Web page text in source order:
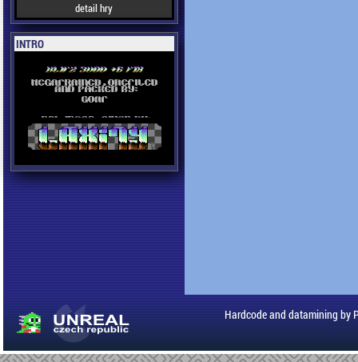
detail hry
INTRO
Hardcode and datamining by